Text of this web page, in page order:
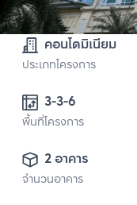
คอนโดมิเนียม
ประเภทโครงการ
พื้นที่โครงการ
2 อาคาร
จำนวนอาคาร